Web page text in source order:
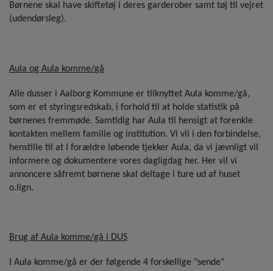
Børnene skal have skiftetøj i deres garderober samt tøj til vejret
(udendørsleg).
Aula og Aula komme/gå
Alle dusser i Aalborg Kommune er tilknyttet Aula komme/gå,
som er et styringsredskab, i forhold til at holde statistik på
børnenes fremmøde. Samtidig har Aula til hensigt at forenkle
kontakten mellem familie og institution. Vi vil i den forbindelse,
henstille til at I forældre løbende tjekker Aula, da vi jævnligt vil
informere og dokumentere vores dagligdag her. Her vil vi
annoncere såfremt børnene skal deltage i ture ud af huset
o.lign.
Brug af Aula komme/gå i DUS
I Aula komme/gå er der følgende 4 forskellige "sende"